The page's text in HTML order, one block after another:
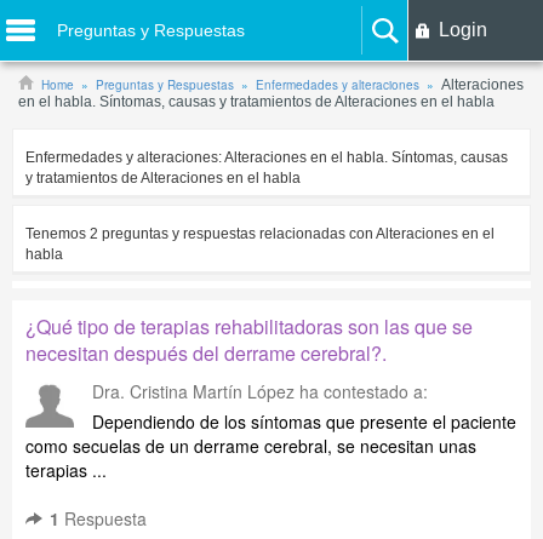
Preguntas y Respuestas Login
Home Preguntas y Respuestas Enfermedades y alteraciones
Alteraciones
en el habla. Síntomas, causas y tratamientos de Alteraciones en el habla
Enfermedades y alteraciones:Alteraciones en el habla. Síntomas, causas
y tratamientos de Alteraciones en el habla
Tenemos 2 preguntas y respuestas relacionadas con Alteraciones en el
habla
¿Qué tipo de terapias rehabilitadoras son las que se
necesitan después del derrame cerebral?.
Dra. Cristina Martín López ha contestado a:
Dependiendo de los síntomas que presente el paciente
como secuelas de un derrame cerebral, se necesitan unas
terapias ...
1 Respuesta